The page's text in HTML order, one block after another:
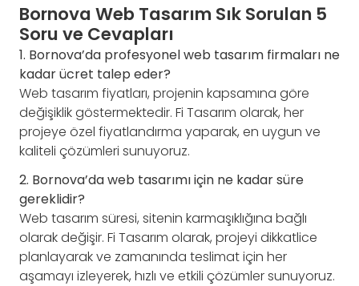
Bornova Web Tasarım Sık Sorulan 5
Soru ve Cevapları
1. Bornova’da profesyonel web tasarım firmaları ne
kadar ücret talep eder?
Web tasarım fiyatları, projenin kapsamına göre
değişiklik göstermektedir. Fi Tasarım olarak, her
projeye özel fiyatlandırma yaparak, en uygun ve
kaliteli çözümleri sunuyoruz.
2. Bornova’da web tasarımı için ne kadar süre
gereklidir?
Web tasarım süresi, sitenin karmaşıklığına bağlı
olarak değişir. Fi Tasarım olarak, projeyi dikkatlice
planlayarak ve zamanında teslimat için her
aşamayı izleyerek, hızlı ve etkili çözümler sunuyoruz.